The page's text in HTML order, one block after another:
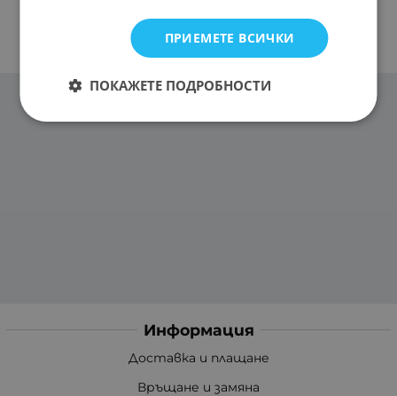
Информация
Доставка и плащане
Връщане и замяна
ПРИЕМЕТЕ ВСИЧКИ
ПОКАЖЕТЕ ПОДРОБНОСТИ